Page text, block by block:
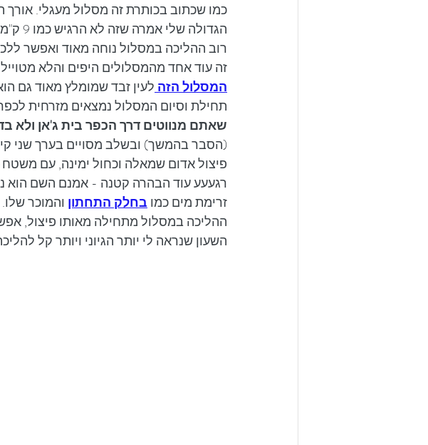
רוב ההליכה במסלול נוחה מאוד ואפשר
זה עוד אחד מהמסלולים היפים והלא
המסלול הזה לעין זבד שמומלץ מאוד גם
תחילת וסיום המסלול נמצאים מזרחית לכפר
שאתם מנווטים דרך הכפר בית ג'אן ולא
(הסבר בהמשך) ובשלב מסויים בערך שני
פיצול אדום שמאלה וכחול ימינה, עם
רגעעע עוד הבהרה קטנה - אמנם השם הוא
זרימת מים כמו בחלק התחתון והמוכר שלו.
ההליכה במסלול מתחילה מאותו פיצול,
השעון שנראה לי יותר הגיוני ויותר קל